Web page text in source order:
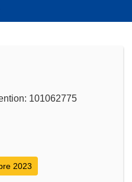
101062775
2023